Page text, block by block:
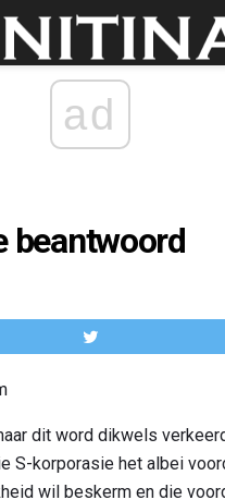
ad
beantwoord
dit word dikwels
S-korporasie het albei
wil beskerm en die